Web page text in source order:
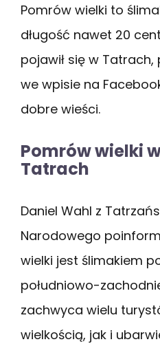
Pomrów wielki to
długość nawet 20
pojawił się w Tatrach,
we wpisie na
dobre wieści.
Pomrów wielki
Tatrach
Daniel Wahl z
Narodowego
wielki jest ślimakiem
południowo-
zachwyca wielu
wielkością, jak i